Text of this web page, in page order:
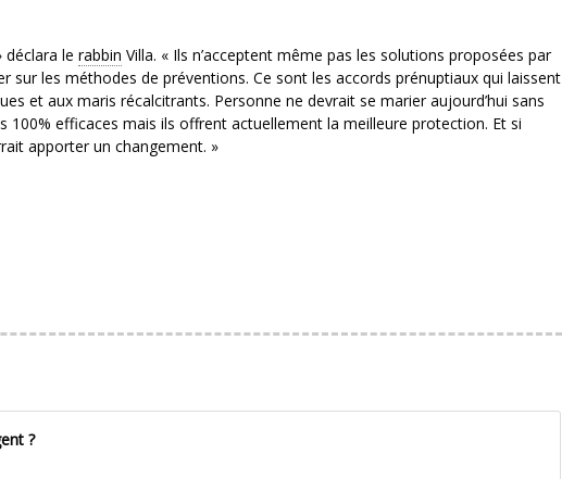
déclara le rabbin Villa. « Ils n’acceptent même pas les solutions proposées par
sur les méthodes de préventions. Ce sont les accords prénuptiaux qui laissent
et aux maris récalcitrants. Personne ne devrait se marier aujourd’hui sans
100% efficaces mais ils offrent actuellement la meilleure protection. Et si
apporter un changement. »
?